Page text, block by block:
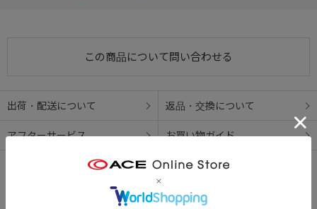
この商品について問い合わせる
出荷・配送について 返品・交換について
アフターサービス お買い物ガイド
シリーズについて